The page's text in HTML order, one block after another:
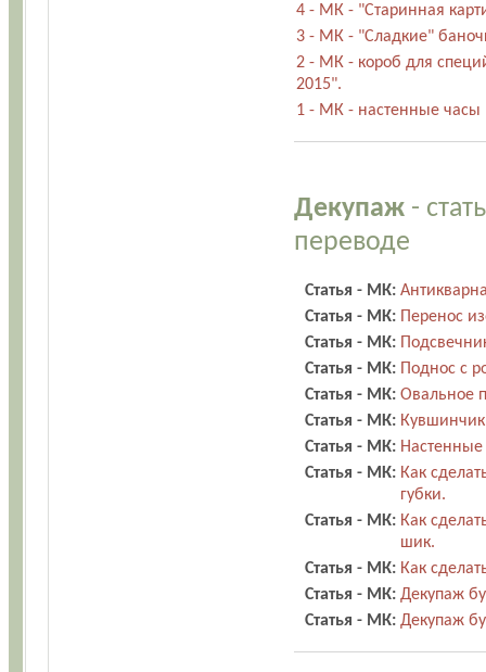
4 - МК - "Старинная
3 - МК - "Сладкие"
2 - МК - короб для
2015".
1 - МК - настенные часы
Декупаж -
переводе
Статья - МК:
Статья - МК: Перенос
Статья - МК:
Статья - МК: Поднос с
Статья - МК: Овальное
Статья - МК: Кувшинчик
Статья - МК:
Статья - МК: Как
губки.
Статья - МК: Как
шик.
Статья - МК: Как
Статья - МК: Декупаж
Статья - МК: Декупаж